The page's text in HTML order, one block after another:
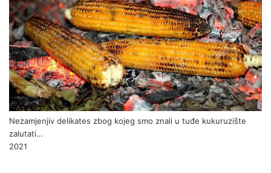
Nezamjenjiv delikates zbog kojeg smo znali u tuđe kukuruzište
zalutati…
2021